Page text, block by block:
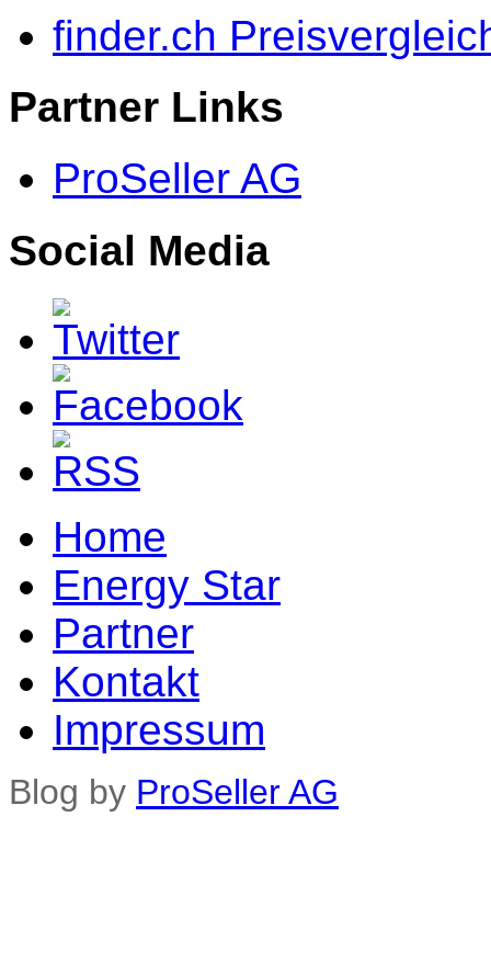
finder.ch
Partner Links
ProSeller AG
Social Media
Home
Energy Star
Partner
Kontakt
Impressum
Blog by ProSeller AG